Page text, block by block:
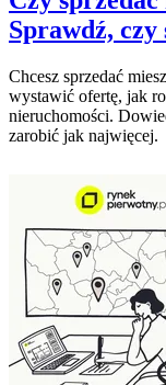
Sprawdź, czy
Chcesz sprzedać
wystawić ofertę, jak
nieruchomości.
zarobić jak najwięcej.